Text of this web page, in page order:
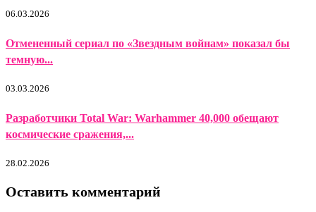
06.03.2026
Отмененный сериал по «Звездным войнам» показал бы
темную...
03.03.2026
Разработчики Total War: Warhammer 40,000 обещают
космические сражения,...
28.02.2026
Оставить комментарий